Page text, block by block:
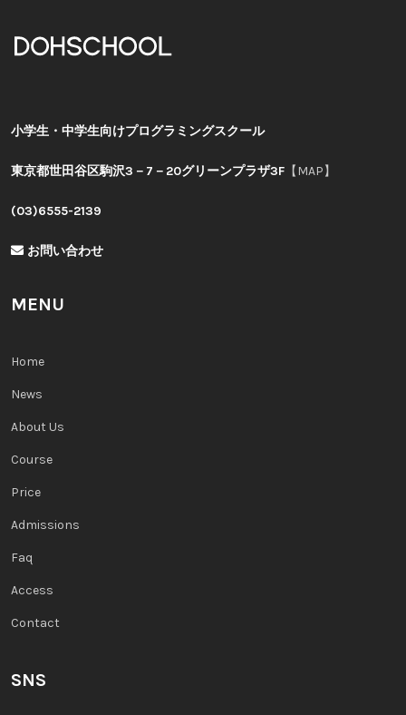
小学生・中学生向けプログラミングスクール
東京都世田谷区駒沢3－7－20グリーンプラザ3F 【MAP】
(03)6555-2139
お問い合わせ
MENU
Home
News
About Us
Course
Price
Admissions
Faq
Access
Contact
SNS